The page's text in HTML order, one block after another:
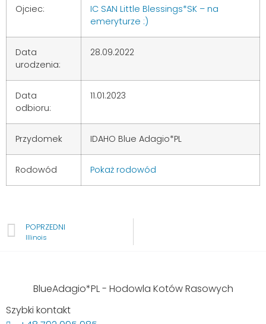
Ojciec:
IC SAN Little Blessings*SK – na
emeryturze :)
Data
urodzenia:
28.09.2022
Data
odbioru:
11.01.2023
Przydomek IDAHO Blue Adagio*PL
Rodowód Pokaż rodowód
POPRZEDNI
Illinois
BlueAdagio*PL - Hodowla Kotów Rasowych
Szybki kontakt